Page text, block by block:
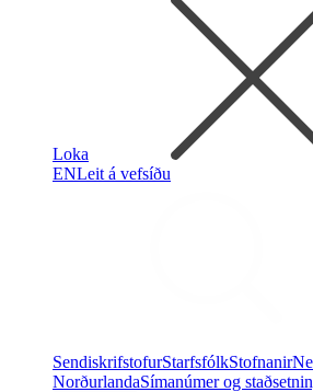
Loka
ENLeit á vefsíðu
SendiskrifstofurStarfsfólkStofnanir
NorðurlandaSímanúmer og